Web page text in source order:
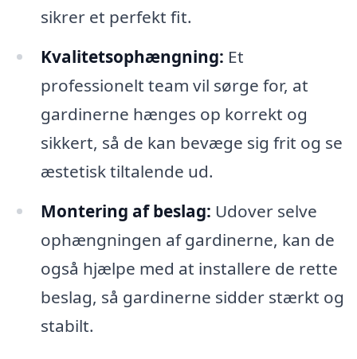
sikrer et perfekt fit.
Kvalitetsophængning: Et
professionelt team vil sørge for, at
gardinerne hænges op korrekt og
sikkert, så de kan bevæge sig frit og se
æstetisk tiltalende ud.
Montering af beslag: Udover selve
ophængningen af gardinerne, kan de
også hjælpe med at installere de rette
beslag, så gardinerne sidder stærkt og
stabilt.